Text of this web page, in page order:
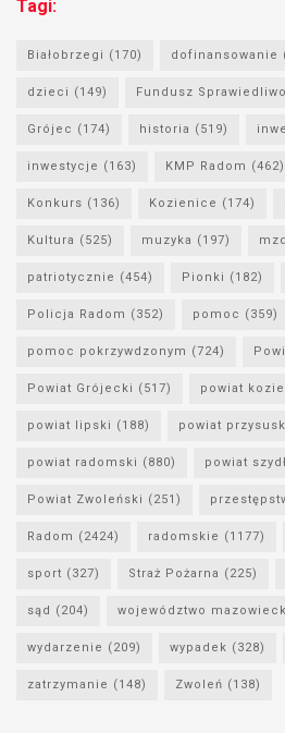
Tagi:
Białobrzegi (170) dofinansowanie
dzieci (149) Fundusz
Grójec (174) historia (519)
inwestycje (163) KMP Radom (462)
Konkurs (136) Kozienice (174)
Kultura (525) muzyka (197)
patriotycznie (454) Pionki (182)
Policja Radom (352) pomoc (359)
pomoc pokrzywdzonym (724)
Powiat Grójecki (517) powiat
powiat lipski (188) powiat
powiat radomski (880) powiat
Powiat Zwoleński (251)
Radom (2424) radomskie (1177)
sport (327) Straż Pożarna (225)
sąd (204) województwo
wydarzenie (209) wypadek (328)
zatrzymanie (148) Zwoleń (138)